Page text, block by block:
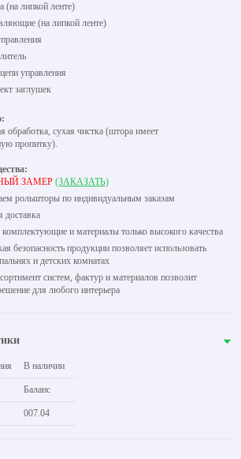
(на липкой ленте)
(на липкой ленте)
управления
заглушек
обработка, сухая чистка (штора имеет
пропитку).
ЗАМЕР (ЗАКАЗАТЬ)
рольшторы по индивидуальным заказам
доставка
комплектующие и материалы только высокого качества
безопасность продукции позволяет использовать
и детских комнатах
систем, фактур и материалов позволит
для любого интерьера
В наличии
Баланс
007.04